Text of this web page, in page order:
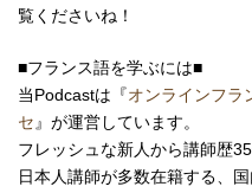
覧くださいね！
■フランス語を学ぶには■
当Podcastは『オンラインフラ
セ 』が運営しています。
フレッシュな新人から講師歴
日本人講師が多数在籍する、